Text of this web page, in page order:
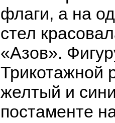
флаги, а на
стел
«Азов».
Трикотажной
желтый и
постаменте